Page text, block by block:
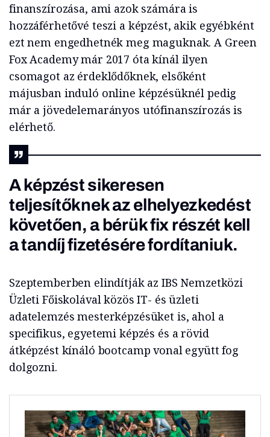
finanszírozása, ami azok számára is
hozzáférhetővé teszi a képzést, akik egyébként
ezt nem engedhetnék meg maguknak. A Green
Fox Academy már 2017 óta kínál ilyen
csomagot az érdeklődőknek, elsőként
májusban induló online képzésüknél pedig
már a jövedelemarányos utófinanszírozás is
elérhető.
A képzést sikeresen
teljesítőknek az elhelyezkedést
követően, a bérük fix részét kell
a tandíj fizetésére fordítaniuk.
Szeptemberben elindítják az IBS Nemzetközi
Üzleti Főiskolával közös IT- és üzleti
adatelemzés mesterképzésüket is, ahol a
specifikus, egyetemi képzés és a rövid
átképzést kínáló bootcamp vonal együtt fog
dolgozni.